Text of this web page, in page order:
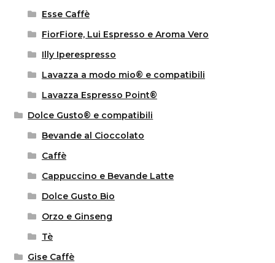
Esse Caffè
FiorFiore, Lui Espresso e Aroma Vero
Illy Iperespresso
Lavazza a modo mio® e compatibili
Lavazza Espresso Point®
Dolce Gusto® e compatibili
Bevande al Cioccolato
Caffè
Cappuccino e Bevande Latte
Dolce Gusto Bio
Orzo e Ginseng
Tè
Gise Caffè